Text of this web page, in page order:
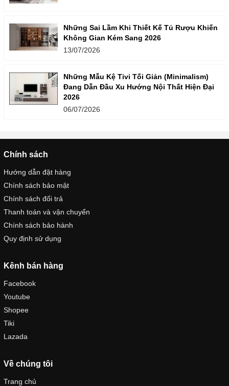
Những Sai Lầm Khi Thiết Kế Tủ Rượu Khiến
Không Gian Kém Sang 2026
13/07/2026
Những Mẫu Kệ Tivi Tối Giản (Minimalism)
Đang Dẫn Đầu Xu Hướng Nội Thất Hiện Đại
2026
06/07/2026
Chính sách
Hướng dẫn đặt hàng
Chính sách bảo mật
Chính sách đổi trả
Thanh toán và vận chuyển
Chính sách bảo hành
Quy định sử dụng
Kênh bán hàng
Facebook
Youtube
Shopee
Tiki
Lazada
Về chúng tôi
Trang chủ